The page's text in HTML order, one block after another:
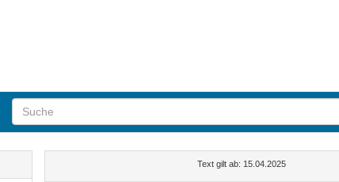
Text gilt ab: 15.04.2025